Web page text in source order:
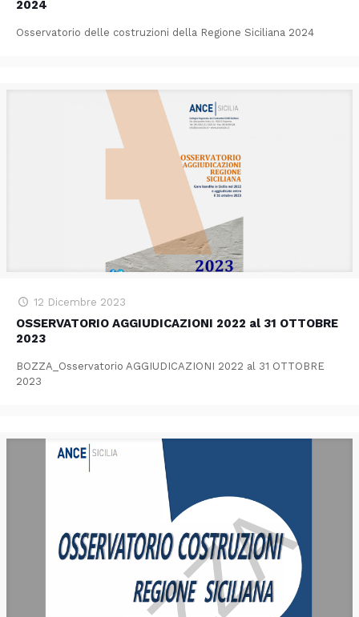
2024
Osservatorio delle costruzioni della Regione Siciliana 2024
12 Dicembre 2023
OSSERVATORIO AGGIUDICAZIONI 2022 al 31 OTTOBRE
2023
BOZZA_Osservatorio AGGIUDICAZIONI 2022 al 31 OTTOBRE
2023